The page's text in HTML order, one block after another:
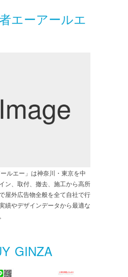
エーアールエ
ルエー」は神奈川・東京を中
ン、取付、撤去、施工から高所
屋外広告物全般を全て自社で行
績やデザインデータから最適な
GINZA